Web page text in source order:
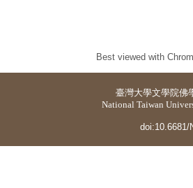
Best viewed with
臺灣大學文學院佛
National Taiwan
doi:10.6681/